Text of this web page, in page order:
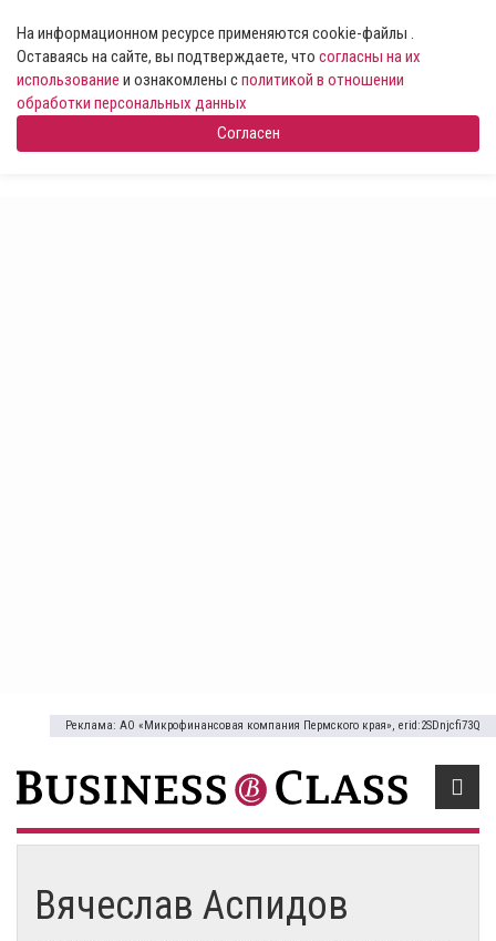
На информационном ресурсе применяются cookie-файлы .
Оставаясь на сайте, вы подтверждаете, что согласны на их
использование и ознакомлены сполитикой в отношении
обработки персональных данных
Согласен
Реклама: АО «Микрофинансовая компания Пермского края», erid:2SDnjcfi73Q
Вячеслав Аспидов